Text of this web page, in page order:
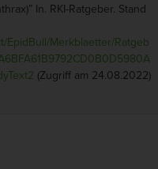
In. RKI-Ratgeber. Stand
EpidBull/Merkblaetter/Ratgeb
(Zugriff am 24.08.2022)